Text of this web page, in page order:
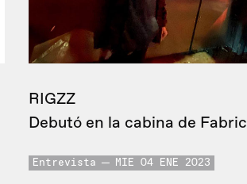
RIGZZ
Debutó en la cabina de Fabric
Entrevista MIE 04 ENE 2023